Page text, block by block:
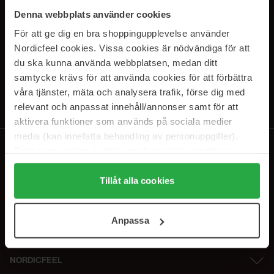
Denna webbplats använder cookies
För att ge dig en bra shoppingupplevelse använder
Nordicfeel cookies. Vissa cookies är nödvändiga för att
du ska kunna använda webbplatsen, medan ditt
samtycke krävs för att använda cookies för att förbättra
våra tjänster, mäta och analysera trafik, förse dig med
relevant och anpassat innehåll/annonser samt för att
aktivera funktioner som används på sociala medier
media (kan innefatta behandling av personuppgifter).
Genom att trycka på "Tillåt alla cookies" accepterar du
alla cookies, medan du under "Detaljer" kan anpassa
användningen av cookies. Du kan när som helst återkalla
samt vår Integritetspolicy.
Tillåt alla cookies
Anpassa
SUBSCRIBE TO OUR
NEWSLETTER
Ved å abonnere godtar du vårpersonvernerklæring. Du kan melde deg
av når som helst.
NORDICFEEL